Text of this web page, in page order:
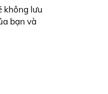
không lưu
bạn và